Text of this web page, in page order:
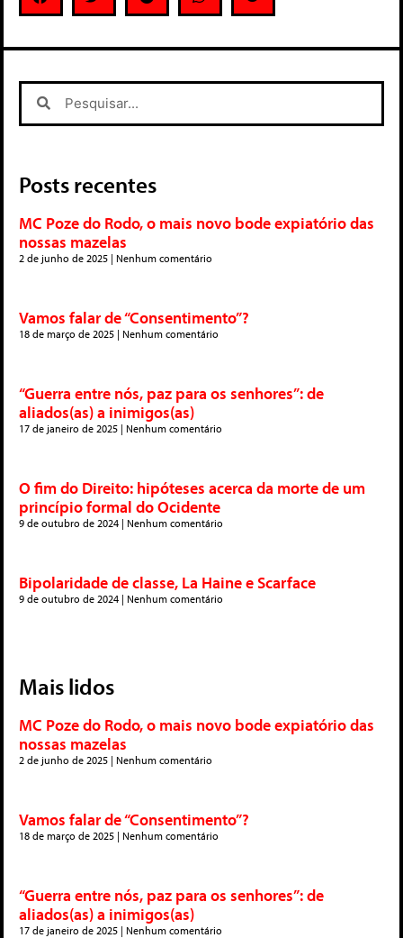
Posts recentes
MC Poze do Rodo, o mais novo bode expiatório das
nossas mazelas
2 de junho de 2025 Nenhum comentário
Vamos falar de “Consentimento”?
18 de março de 2025 Nenhum comentário
“Guerra entre nós, paz para os senhores”: de
aliados(as) a inimigos(as)
17 de janeiro de 2025 Nenhum comentário
O fim do Direito: hipóteses acerca da morte de um
princípio formal do Ocidente
9 de outubro de 2024 Nenhum comentário
Bipolaridade de classe, La Haine e Scarface
9 de outubro de 2024 Nenhum comentário
Mais lidos
MC Poze do Rodo, o mais novo bode expiatório das
nossas mazelas
2 de junho de 2025 Nenhum comentário
Vamos falar de “Consentimento”?
18 de março de 2025 Nenhum comentário
“Guerra entre nós, paz para os senhores”: de
aliados(as) a inimigos(as)
17 de janeiro de 2025 Nenhum comentário